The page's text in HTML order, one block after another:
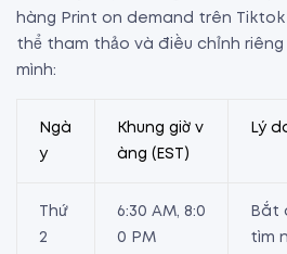
hàng Print on demand trên Tiktok
thể tham thảo và điều chỉnh riêng
mình:
Ngà
y
Khung giờ v
àng (EST)
Lý
Thứ
2
6:30 AM, 8:0
0 PM
Bắt
tìm